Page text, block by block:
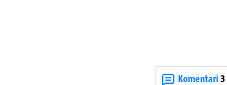
Komentari 3